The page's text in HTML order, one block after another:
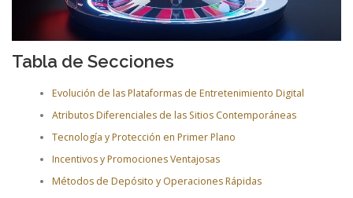
Tabla de Secciones
Evolución de las Plataformas de Entretenimiento Digital
Atributos Diferenciales de las Sitios Contemporáneas
Tecnología y Protección en Primer Plano
Incentivos y Promociones Ventajosas
Métodos de Depósito y Operaciones Rápidas